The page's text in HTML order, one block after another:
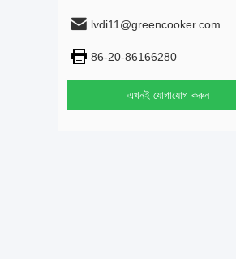
lvdi11@greencooker.com
86-20-86166280
এখনই যোগাযোগ করুন